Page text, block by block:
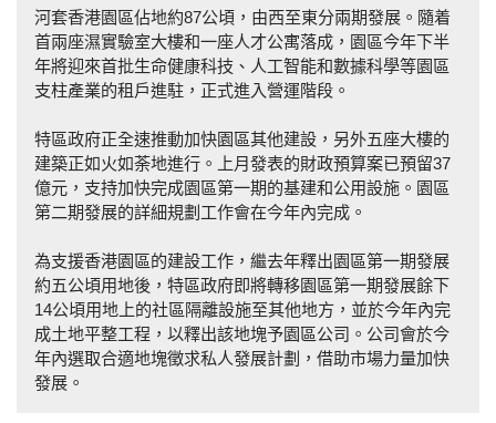
河套香港園區佔地約87公頃，由西至東分兩期發展。隨着
首兩座濕實驗室大樓和一座人才公寓落成，園區今年下半
年將迎來首批生命健康科技、人工智能和數據科學等園區
支柱產業的租戶進駐，正式進入營運階段。
特區政府正全速推動加快園區其他建設，另外五座大樓的
建築正如火如荼地進行。上月發表的財政預算案已預留37
億元，支持加快完成園區第一期的基建和公用設施。園區
第二期發展的詳細規劃工作會在今年內完成。
為支援香港園區的建設工作，繼去年釋出園區第一期發展
約五公頃用地後，特區政府即將轉移園區第一期發展餘下
14公頃用地上的社區隔離設施至其他地方，並於今年內完
成土地平整工程，以釋出該地塊予園區公司。公司會於今
年內選取合適地塊徵求私人發展計劃，借助市場力量加快
發展。